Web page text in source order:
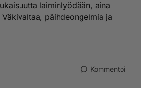
laiminlyödään, aina
päihdeongelmia ja
Kommentoi